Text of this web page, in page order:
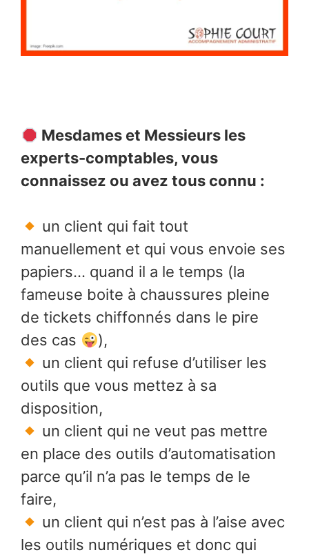
Mesdames et Messieurs les
experts-comptables, vous
connaissez ou avez tous connu :
un client qui fait tout
manuellement et qui vous envoie ses
papiers… quand il a le temps (la
fameuse boite à chaussures pleine
de tickets chiffonnés dans le pire
des cas
),
un client qui refuse d’utiliser les
outils que vous mettez à sa
disposition,
un client qui ne veut pas mettre
en place des outils d’automatisation
parce qu’il n’a pas le temps de le
faire,
un client qui n’est pas à l’aise avec
les outils numériques et donc qui